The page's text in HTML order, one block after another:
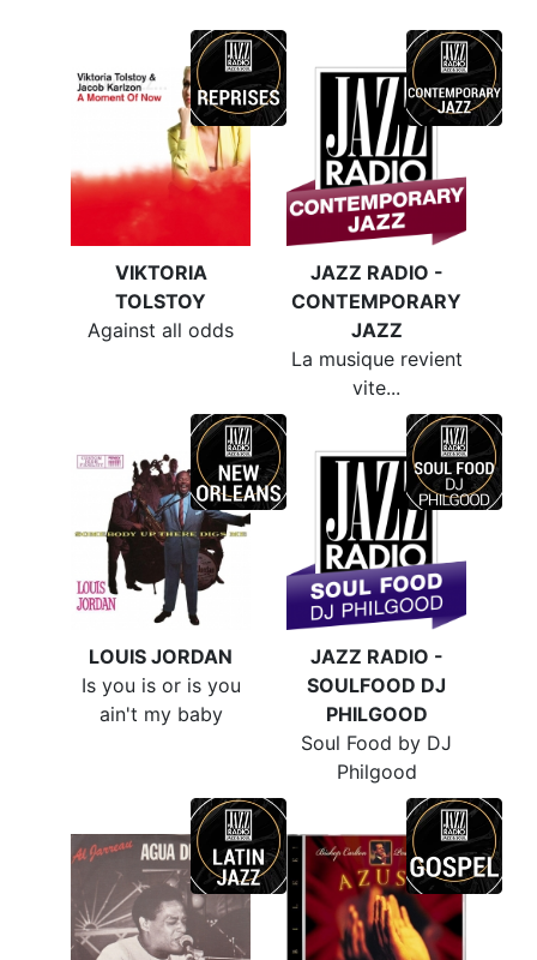
VIKTORIA
TOLSTOY
Against all odds
JAZZ RADIO -
CONTEMPORARY
JAZZ
La musique revient
vite...
LOUIS JORDAN
Is you is or is you
ain't my baby
JAZZ RADIO -
SOULFOOD DJ
PHILGOOD
Soul Food by DJ
Philgood